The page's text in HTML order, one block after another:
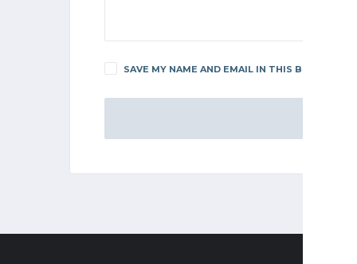
SAVE MY NAME AND EMAIL IN THIS BROWSER